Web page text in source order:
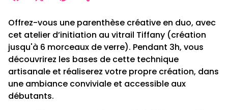
Offrez-vous une parenthèse créative en duo, avec
cet atelier d’initiation au vitrail Tiffany (création
jusqu'à 6 morceaux de verre). Pendant 3h, vous
découvrirez les bases de cette technique
artisanale et réaliserez votre propre création, dans
une ambiance conviviale et accessible aux
débutants.